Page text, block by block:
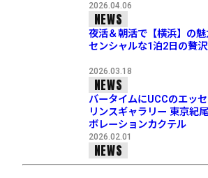
2026.04.06
NEWS
夜活＆朝活で【横浜】の
センシャルな1泊2日の贅
2026.03.18
NEWS
バータイムにUCCのエッ
リンスギャラリー 東京紀
ボレーションカクテル
2026.02.01
NEWS